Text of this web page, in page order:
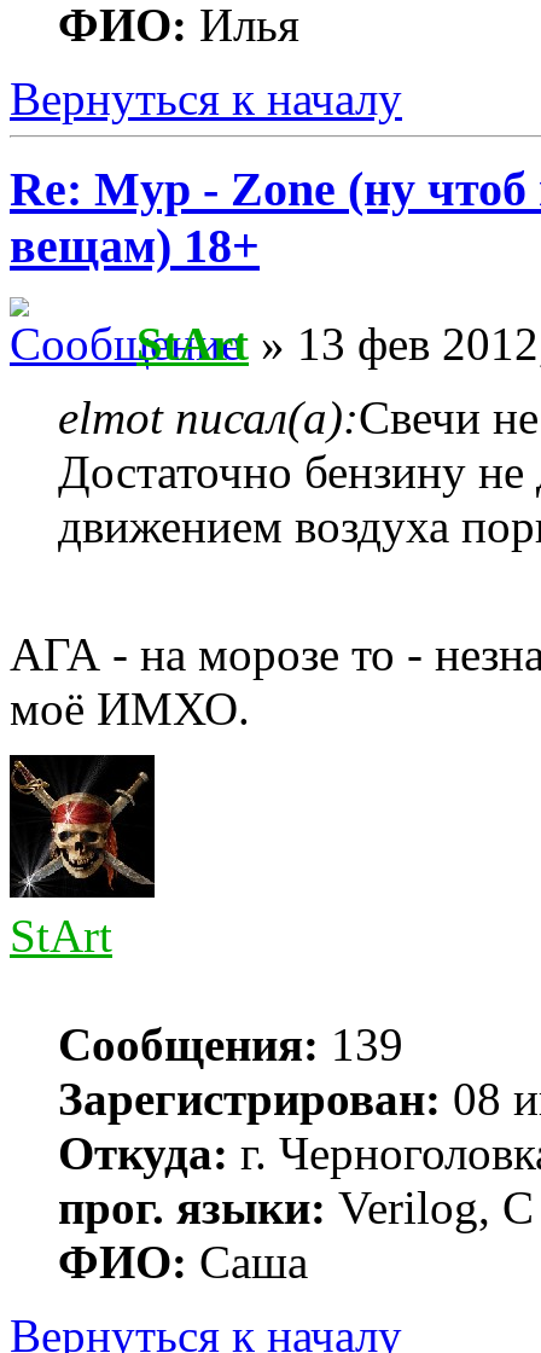
ФИО: Илья
Вернуться к началу
Re: Myp - Zone (ну
вещам) 18+
StArt » 13 фев
elmot писал(а):Свечи
Достаточно бензину
движением воздуха
АГА - на морозе то -
моё ИМХО.
StArt
Сообщения: 139
Зарегистрирован: 08
Откуда: г.
прог. языки: Verilog, С
ФИО: Саша
Вернуться к началу